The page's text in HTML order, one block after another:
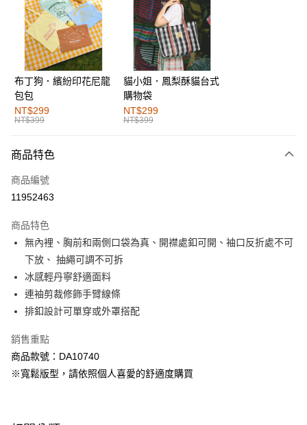
LINE Pay
街口支付
運送方式
全家取貨付款
每筆NT$60，滿NT$1,000(含以上)免運費
付款後全家取貨
萊爾富取貨付款
付款後萊爾富取貨
每筆NT$60，滿NT$1,000(含以上)免運費
7-11取貨付款
每筆NT$60，滿NT$1,000(含以上)免運費
每筆NT$60，滿NT$1,000(含以上)免運費
宅配
布丁狗．繽紛印花尼龍
包包
NT$299
NT$399
貓小姐．鳳梨酥貓台式
購物袋
NT$299
NT$399
商品特色
商品編號
11952463
商品特色
無內裡、胸前和兩側口袋為真、開襟處釦可開、袖口反折處不可
下放、 抽繩可調不可拆
冰感輕丹寧舒適面料
連袖剪裁修飾手臂線條
排釦設計可單穿或外罩搭配
銷售重點
商品款號：DA10740
※寬鬆版型，請依照個人喜愛的舒適度購買